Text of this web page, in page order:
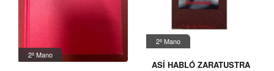
2ª Mano
2ª Mano
ASÍ HABLÓ ZARATUSTRA